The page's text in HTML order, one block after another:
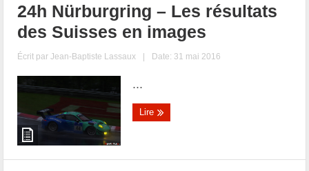
24h Nürburgring – Les résultats
des Suisses en images
Écrit parJean-Baptiste Lassaux | Date: 31 mai 2016
...
Lire